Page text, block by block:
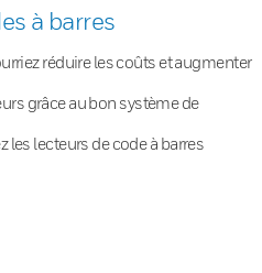
à barres
réduire les coûts et augmenter
grâce au bon système de
les lecteurs de code à barres